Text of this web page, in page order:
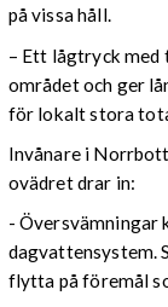
på vissa håll.
– Ett lågtryck med
området och ger
för lokalt stora
Invånare i
ovädret drar in:
- Översvämningar
dagvattensystem.
flytta på föremål